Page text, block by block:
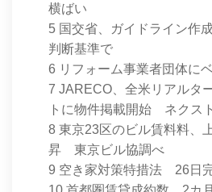
横ばい
5 国交省、ガイドライン作
判断基準で
6 リフォーム事業者団体に
7 JARECO、全米リアルタ
トに物件掲載開始 ネクス
8 東京23区のビル賃料料、
昇 東京ビル協調べ
9 空き家対策特措法 26日